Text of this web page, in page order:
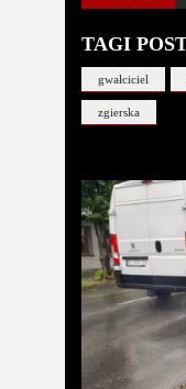
TAGI
gwałciciel
zgierska